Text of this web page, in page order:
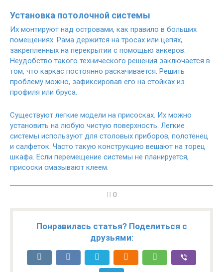
Установка потолочной системы
Их монтируют над островами, как правило в больших
помещениях. Рама держится на тросах или цепях,
закрепленных на перекрытии с помощью анкеров.
Неудобство такого технического решения заключается в
том, что каркас постоянно раскачивается. Решить
проблему можно, зафиксировав его на стойках из
профиля или бруса.
Существуют легкие модели на присосках. Их можно
установить на любую чистую поверхность. Легкие
системы используют для столовых приборов, полотенец
и салфеток. Часто такую конструкцию вешают на торец
шкафа. Если перемещение системы не планируется,
присоски смазывают клеем.
0
Понравилась статья? Поделиться с
друзьями: